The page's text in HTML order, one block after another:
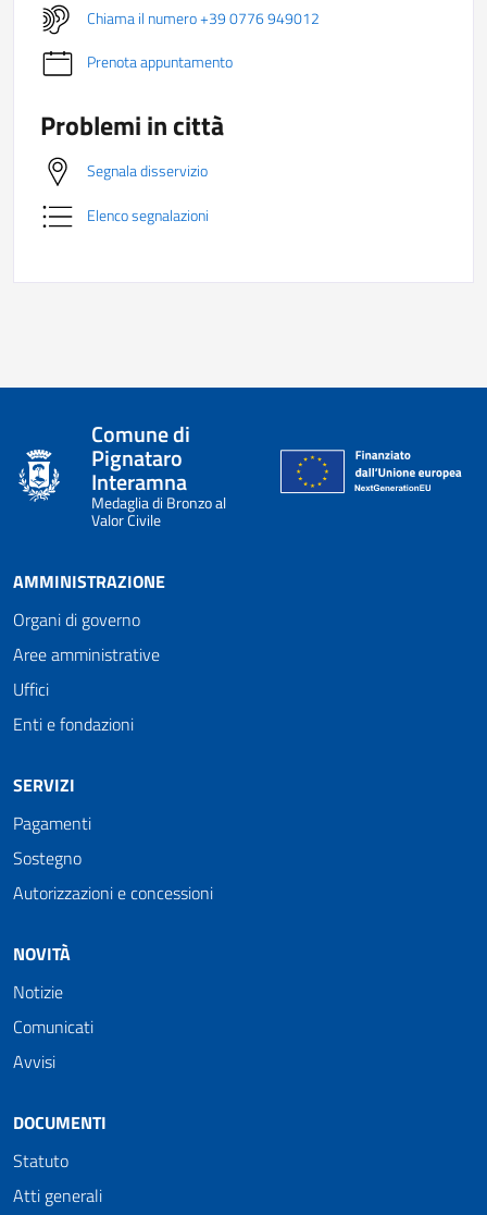
Chiama il numero +39 0776 949012
Prenota appuntamento
Problemi in città
Segnala disservizio
Elenco segnalazioni
Comune di
Pignataro
Interamna
Medaglia di Bronzo al
Valor Civile
AMMINISTRAZIONE
Organi di governo
Aree amministrative
Uffici
Enti e fondazioni
SERVIZI
Pagamenti
Sostegno
Autorizzazioni e concessioni
NOVITÀ
Notizie
Comunicati
Avvisi
DOCUMENTI
Statuto
Atti generali